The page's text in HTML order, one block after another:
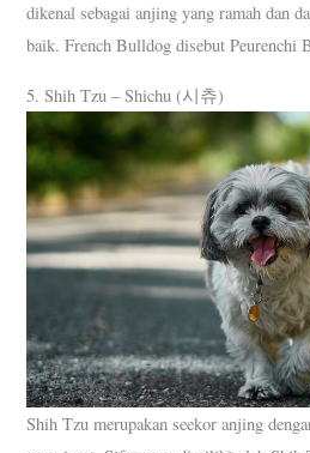
dikenal sebagai anjing yang ramah dan
baik. French Bulldog disebut Peurenchi
5. Shih Tzu – Shichu (시츄)
Shih Tzu merupakan seekor anjing